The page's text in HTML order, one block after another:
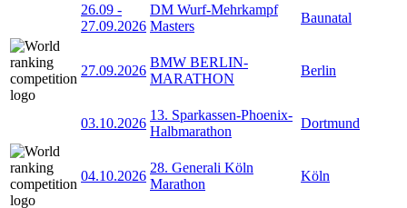
26.09 -
27.09.2026
DM Wurf-Mehrkampf
Masters
Baunatal
27.09.2026
BMW BERLIN-
MARATHON
Berlin
03.10.2026
13. Sparkassen-Phoenix-
Halbmarathon
Dortmund
04.10.2026
28. Generali Köln
Marathon
Köln